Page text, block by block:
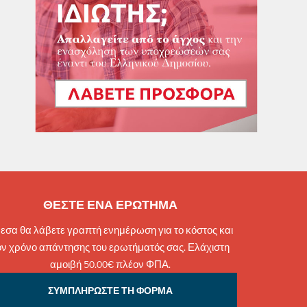
ΘΕΣΤΕ ΕΝΑ ΕΡΩΤΗΜΑ
θα λάβετε γραπτή ενημέρωση για το κόστος και
χρόνο απάντησης του ερωτήματός σας. Ελάχιστη
αμοιβή 50.00€ πλέον ΦΠΑ.
ΣΥΜΠΛΗΡΩΣΤΕ ΤΗ ΦΟΡΜΑ